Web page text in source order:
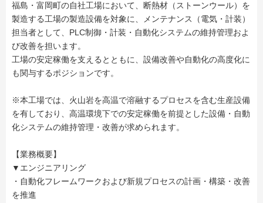
福島・富岡町の自社工場において、断熱材（ストーンウール）を
製造する工場の製造設備を対象に、メンテナンス（電気・計装）
担当者として、PLC制御・計装・自動化システムの維持管理およ
び改善を担います。
工場の安定稼働を支えるとともに、設備改善や自動化の高度化に
も関与するポジションです。
※本工場では、火山岩を高温で溶融するプロセスを含む生産設備
を有しており、高温環境下での安定稼働を前提とした設備・自動
化システムの維持管理・改善が求められます。
【業務概要】
▼エンジニアリング
・自動化フレームワークおよび新規プロセスの計画・構築・改善
を推進